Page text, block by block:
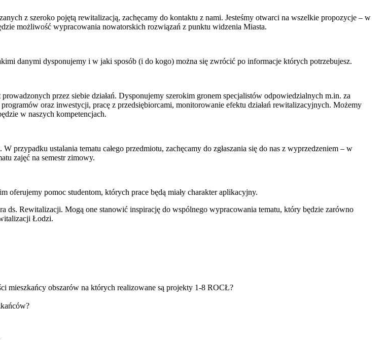
z szeroko pojętą rewitalizacją, zachęcamy do kontaktu z nami. Jesteśmy otwarci na wszelkie propozycje – w
możliwość wypracowania nowatorskich rozwiązań z punktu widzenia Miasta.
danymi dysponujemy i w jaki sposób (i do kogo) można się zwrócić po informacje których potrzebujesz.
przez siebie działań. Dysponujemy szerokim gronem specjalistów odpowiedzialnych m.in. za
oraz inwestycji, pracę z przedsiębiorcami, monitorowanie efektu działań rewitalizacyjnych. Możemy
w naszych kompetencjach.
przypadku ustalania tematu całego przedmiotu, zachęcamy do zgłaszania się do nas z wyprzedzeniem – w
zajęć na semestr zimowy.
pomoc studentom, których prace będą miały charakter aplikacyjny.
ds. Rewitalizacji. Mogą one stanowić inspirację do wspólnego wypracowania tematu, który będzie zarówno
Łodzi.
mieszkańcy obszarów na których realizowane są projekty 1-8 ROCŁ?